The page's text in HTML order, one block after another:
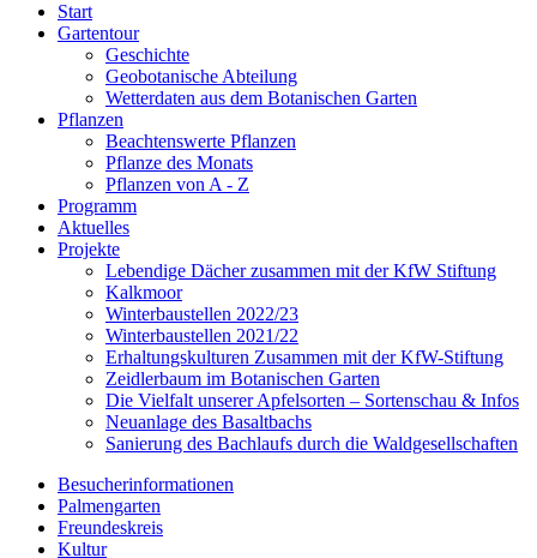
Start
Gartentour
Geschichte
Geobotanische Abteilung
Wetterdaten aus dem Botanischen Garten
Pflanzen
Beachtenswerte Pflanzen
Pflanze des Monats
Pflanzen von A - Z
Programm
Aktuelles
Projekte
Lebendige Dächer zusammen mit der KfW Stiftung
Kalkmoor
Winterbaustellen 2022/23
Winterbaustellen 2021/22
Erhaltungskulturen Zusammen mit der KfW-Stiftung
Zeidlerbaum im Botanischen Garten
Die Vielfalt unserer Apfelsorten – Sortenschau & Infos
Neuanlage des Basaltbachs
Sanierung des Bachlaufs durch die Waldgesellschaften
Besucherinformationen
Palmengarten
Freundeskreis
Kultur